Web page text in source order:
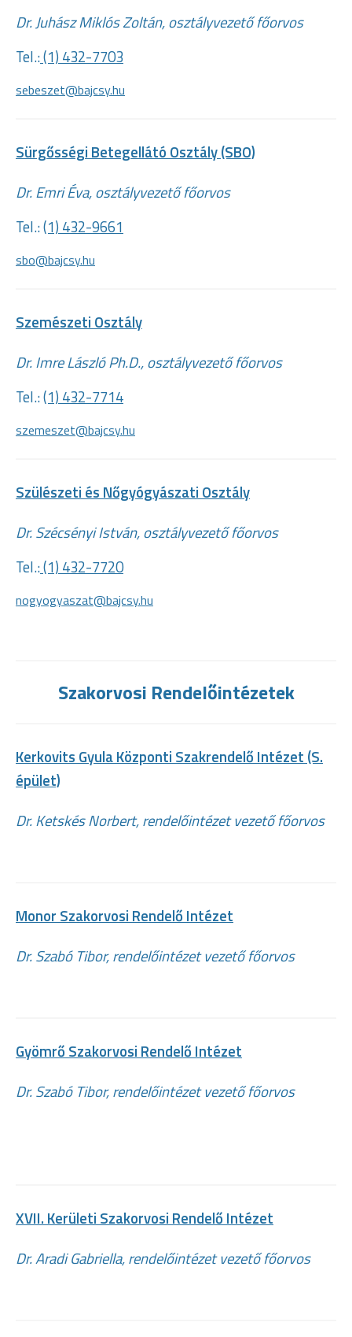
Dr. Juhász Miklós Zoltán, osztályvezető főorvos
Tel.:(1) 432-7703
sebeszet@bajcsy.hu
Sürgősségi Betegellátó Osztály (SBO)
Dr. Emri Éva, osztályvezető főorvos
Tel.:(1) 432-9661
sbo@bajcsy.hu
Szemészeti Osztály
Dr. Imre László Ph.D., osztályvezető főorvos
Tel.:(1) 432-7714
szemeszet@bajcsy.hu
Szülészeti és Nőgyógyászati Osztály
Dr. Szécsényi István, osztályvezető főorvos
Tel.:(1) 432-7720
nogyogyaszat@bajcsy.hu
Szakorvosi Rendelőintézetek
Kerkovits Gyula Központi Szakrendelő Intézet (S.
épület)
Dr. Ketskés Norbert, rendelőintézet vezető főorvos
Monor Szakorvosi Rendelő Intézet
Dr. Szabó Tibor, rendelőintézet vezető főorvos
Gyömrő Szakorvosi Rendelő Intézet
Dr. Szabó Tibor, rendelőintézet vezető főorvos
XVII. Kerületi Szakorvosi Rendelő Intézet
Dr. Aradi Gabriella, rendelőintézet vezető főorvos